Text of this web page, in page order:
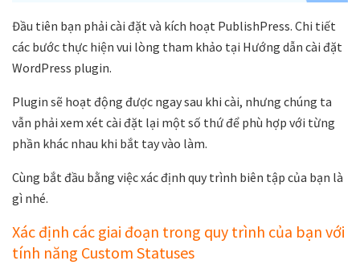
Đầu tiên bạn phải cài đặt và kích hoạt PublishPress. Chi tiết
các bước thực hiện vui lòng tham khảo tại Hướng dẫn cài đặt
WordPress plugin.
Plugin sẽ hoạt động được ngay sau khi cài, nhưng chúng ta
vẫn phải xem xét cài đặt lại một số thứ để phù hợp với từng
phần khác nhau khi bắt tay vào làm.
Cùng bắt đầu bằng việc xác định quy trình biên tập của bạn là
gì nhé.
Xác định các giai đoạn trong quy trình của bạn với
tính năng Custom Statuses